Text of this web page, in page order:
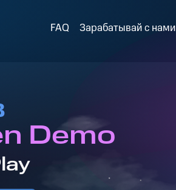
FAQ Зарабатывай с нами
Demo